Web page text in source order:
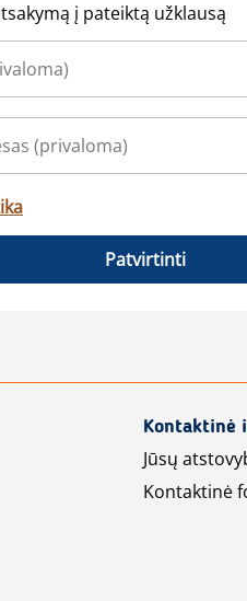
į pateiktą užklausą
Patvirtinti
Kontaktinė
Jūsų
Kontaktinė